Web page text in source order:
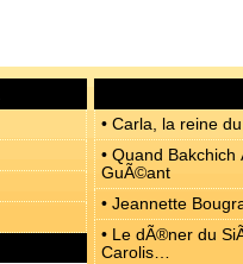
• Carla, la reine
• Quand
GuÃ©ant
• Jeannette
• Le dÃ®ner du
Carolis…